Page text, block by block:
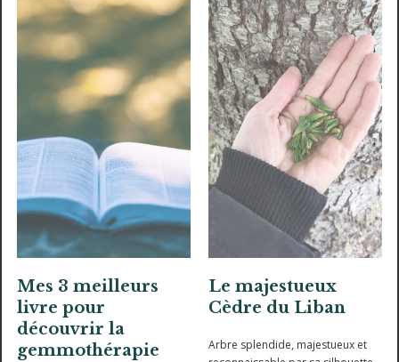
Mes 3 meilleurs
livre pour
découvrir la
gemmothérapie
Le majestueux
Cèdre du Liban
Arbre splendide, majestueux et